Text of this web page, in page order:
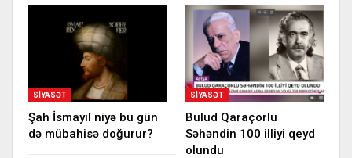
SIYASƏT
Şah İsmayıl niyə bu gün
də mübahisə doğurur?
SIYASƏT
Bulud Qaraçorlu
Səhəndin 100 illiyi qeyd
olundu